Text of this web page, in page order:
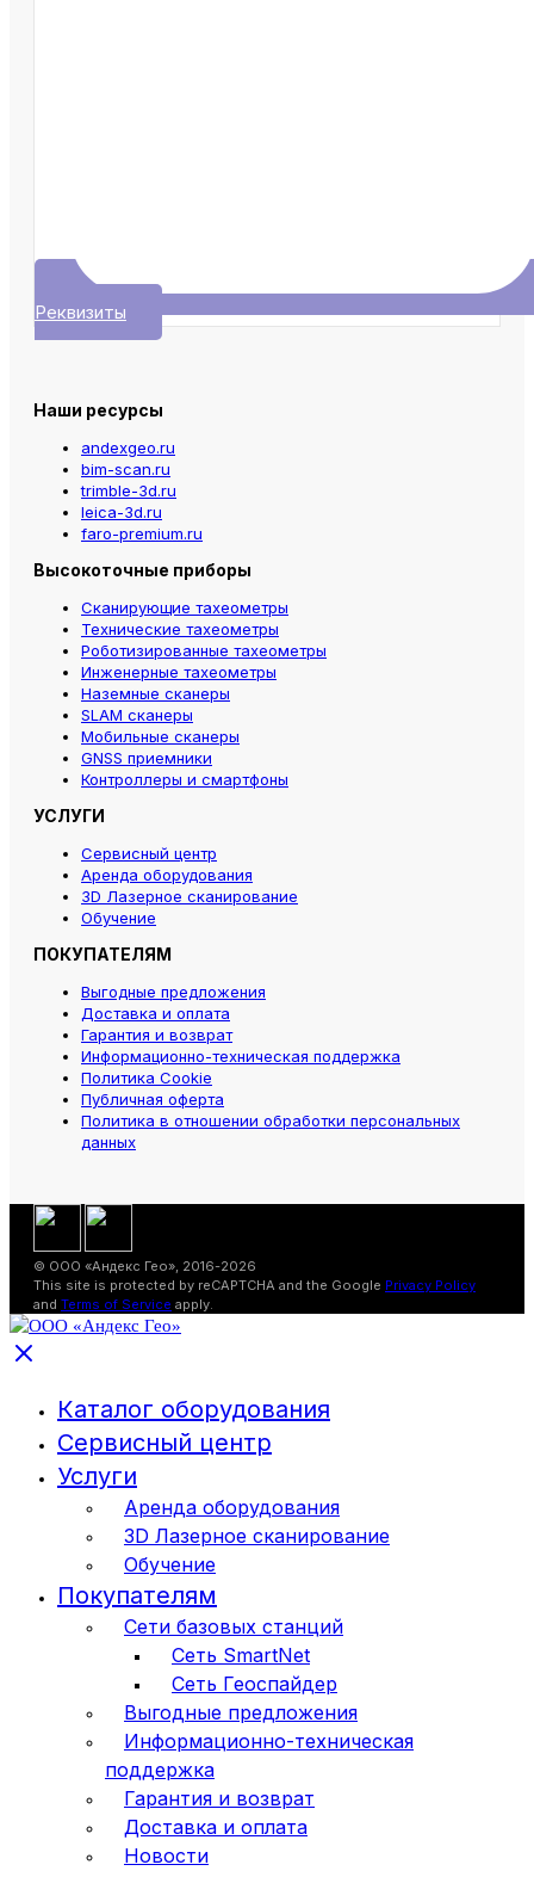
Реквизиты
Наши ресурсы
andexgeo.ru
bim-scan.ru
trimble-3d.ru
leica-3d.ru
faro-premium.ru
Высокоточные приборы
Сканирующие тахеометры
Технические тахеометры
Роботизированные тахеометры
Инженерные тахеометры
Наземные сканеры
SLAM сканеры
Мобильные сканеры
GNSS приемники
Контроллеры и смартфоны
УСЛУГИ
Сервисный центр
Аренда оборудования
3D Лазерное сканирование
Обучение
ПОКУПАТЕЛЯМ
Выгодные предложения
Доставка и оплата
Гарантия и возврат
Информационно-техническая поддержка
Политика Cookie
Публичная оферта
Политика в отношении обработки персональных
данных
© ООО «Андекс Гео», 2016-2026
This site is protected by reCAPTCHA and the Google Privacy Policy
and Terms of Service apply.
Каталог оборудования
Сервисный центр
Услуги
Аренда оборудования
3D Лазерное сканирование
Обучение
Покупателям
Сети базовых станций
Сеть SmartNet
Сеть Геоспайдер
Выгодные предложения
Информационно-техническая
поддержка
Гарантия и возврат
Доставка и оплата
Новости